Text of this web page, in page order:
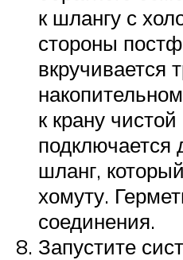
к шлангу с
стороны
вкручивается
к крану
подключается
шланг,
хомуту.
соединения.
Запустите